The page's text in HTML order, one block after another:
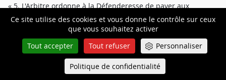
Ce site utilise des cookies et vous donne le contrôle sur ceux
que vous souhaitez activer
Tout accepter
Tout refuser Personnaliser
Politique de confidentialité
« 5. L'Arbitre ordonne à la Défenderesse de payer aux
Demandeurs des intérêts sur la somme indiquée au
paragraphe qui précède, à un taux de 10 % par an, calculés
sur une base simple. La Défenderesse se voit accorder un
délai de grâce de trois mois à compter de la date de la
Sentence Finale, au cours duquel aucun intérêt ne courra,
pour lui permettre de prendre les dispositions financières et
Queue-Fair